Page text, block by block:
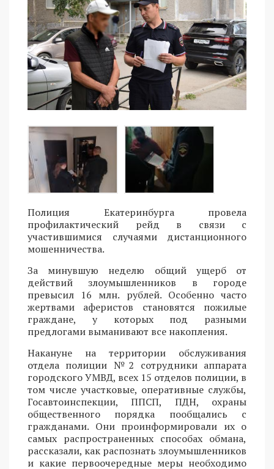
Полиция Екатеринбурга провела
профилактический рейд в связи с
участившимися случаями дистанционного
мошенничества.
За минувшую неделю общий ущерб от
действий злоумышленников в городе
превысил 16 млн. рублей. Особенно часто
жертвами аферистов становятся пожилые
граждане, у которых под разными
предлогами выманивают все накопления.
Накануне на территории обслуживания
отдела полиции №2 сотрудники аппарата
городского УМВД, всех 15 отделов полиции, в
том числе участковые, оперативные службы,
Госавтоинспекции, ППСП, ПДН, охраны
общественного порядка пообщались с
гражданами. Они проинформировали их о
самых распространенных способах обмана,
рассказали, как распознать злоумышленников
и какие первоочередные меры необходимо